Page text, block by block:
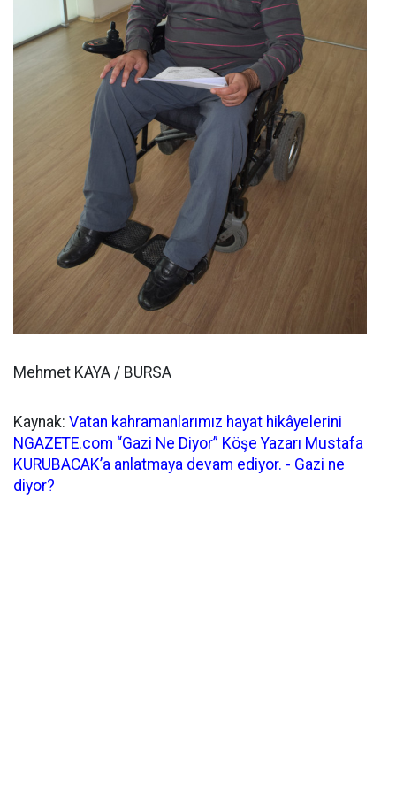
Mehmet KAYA / BURSA
Kaynak: Vatan kahramanlarımız hayat hikâyelerini
NGAZETE.com “Gazi Ne Diyor” Köşe Yazarı Mustafa
KURUBACAK’a anlatmaya devam ediyor. - Gazi ne
diyor?